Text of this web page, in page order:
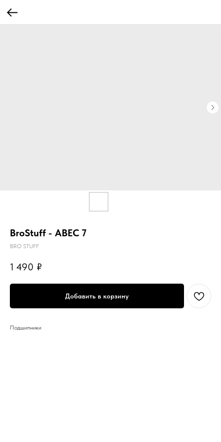
BroStuff - ABEC 7
BRO STUFF
1 490 ₽
Добавить в корзину
Подшипники